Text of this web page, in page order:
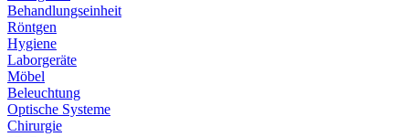
Behandlungseinheit
Röntgen
Hygiene
Laborgeräte
Möbel
Beleuchtung
Optische Systeme
Chirurgie